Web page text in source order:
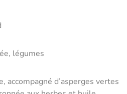
légumes
accompagné d’asperges vertes